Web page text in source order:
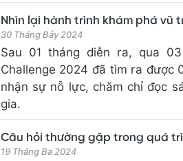
Nhìn lại hành trình khám phá vũ
30 Tháng Bảy 2024
Sau 01 tháng diễn ra, qua
Challenge 2024 đã tìm ra được
nhận sự nỗ lực, chăm chỉ đọc
gia.
Câu hỏi thường gặp trong quá
19 Tháng Ba 2024